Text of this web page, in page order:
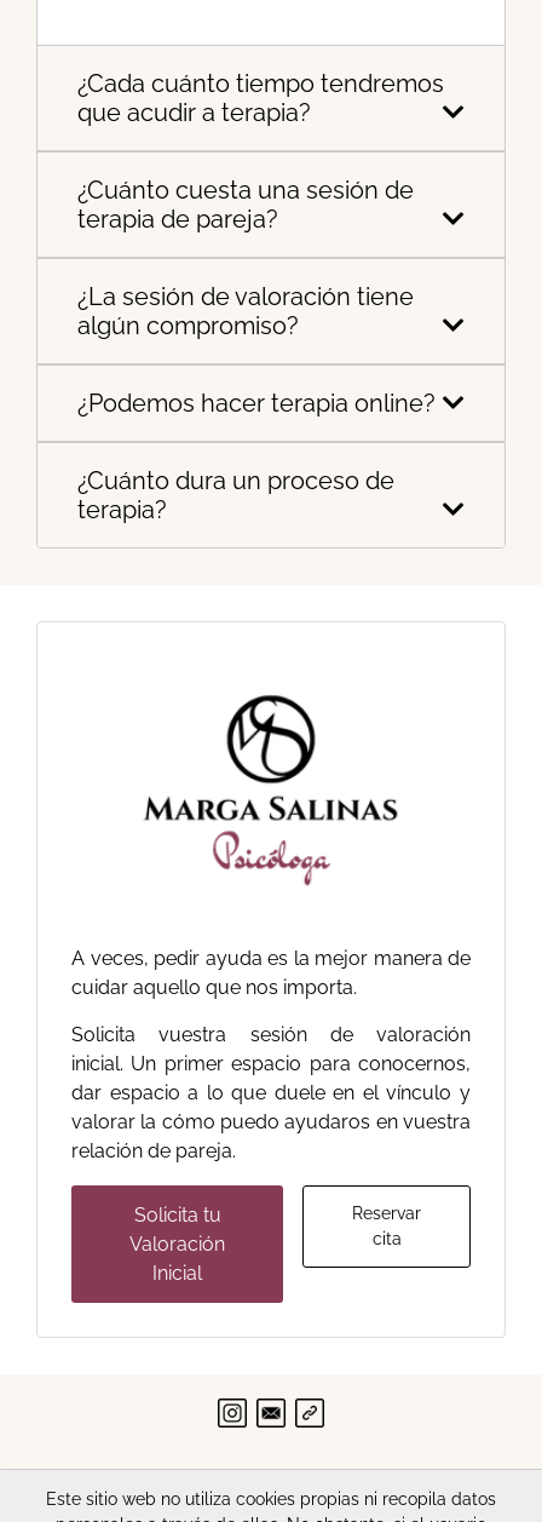
Este sitio web no utiliza cookies propias ni recopila datos
¿Cada cuánto tiempo tendremos
que acudir a terapia?
¿Cuánto cuesta una sesión de
terapia de pareja?
¿La sesión de valoración tiene
algún compromiso?
¿Podemos hacer terapia online?
¿Cuánto dura un proceso de
terapia?
A veces, pedir ayuda es la mejor manera de
cuidar aquello que nos importa.
Solicita vuestra sesión de valoración
inicial. Un primer espacio para conocernos,
dar espacio a lo que duele en el vínculo y
valorar la cómo puedo ayudaros en vuestra
relación de pareja.
Solicita tu
Valoración
Inicial
Reservar
cita
© 2026 Marga Salinas · Psicología y Biblioterapia
Todos los derechos reservados.